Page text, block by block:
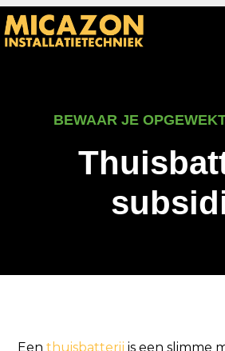
BEWAAR JE
Een thuisbatterij is een slimme